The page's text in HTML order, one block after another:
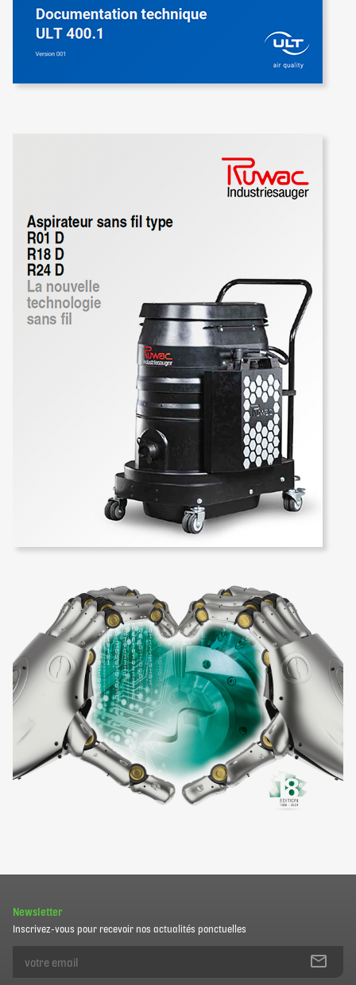
Newsletter
Inscrivez-vous pour recevoir nos actualités ponctuelles